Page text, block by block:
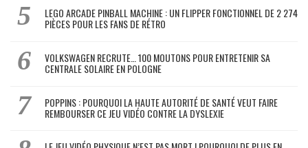
LEGO ARCADE PINBALL MACHINE : UN FLIPPER FONCTIONNEL DE 2 274
PIÈCES POUR LES FANS DE RÉTRO
VOLKSWAGEN RECRUTE… 100 MOUTONS POUR ENTRETENIR SA
CENTRALE SOLAIRE EN POLOGNE
POPPINS : POURQUOI LA HAUTE AUTORITÉ DE SANTÉ VEUT FAIRE
REMBOURSER CE JEU VIDÉO CONTRE LA DYSLEXIE